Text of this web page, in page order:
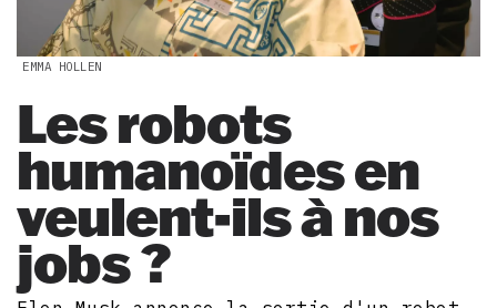
EMMA HOLLEN
Les robots
humanoïdes en
veulent-ils à nos
jobs ?